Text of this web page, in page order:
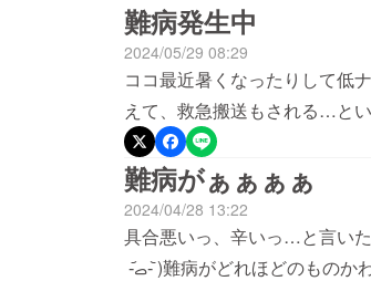
難病発生中
2024/05/29 08:29
ココ最近暑くなったりして低
えて、救急搬送もされる…と
難病がぁぁぁぁ
2024/04/28 13:22
具合悪いっ、辛いっ…と言い
-᷄ࡇ-᷅ )難病がどれほどのものかわかってない人が多くてこちらが辛いと言っても分からな